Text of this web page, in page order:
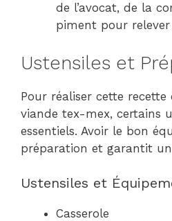
de l’avocat, de la
piment pour
Ustensiles et
Pour réaliser cette
viande tex-mex, certains
essentiels. Avoir le bon
préparation et garantit
Ustensiles et
Casserole